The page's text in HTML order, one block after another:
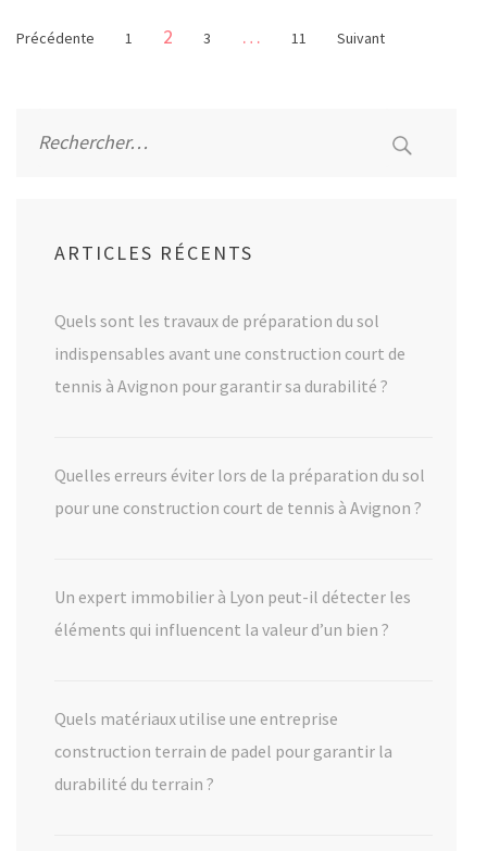
Pagination
Précédente Page
1 Page
2 Page
3 … Page
11 Suivant
ARTICLES RÉCENTS
Quels sont les travaux de préparation du sol
indispensables avant une construction court de
tennis à Avignon pour garantir sa durabilité ?
Quelles erreurs éviter lors de la préparation du sol
pour une construction court de tennis à Avignon ?
Un expert immobilier à Lyon peut-il détecter les
éléments qui influencent la valeur d’un bien ?
Quels matériaux utilise une entreprise
construction terrain de padel pour garantir la
durabilité du terrain ?